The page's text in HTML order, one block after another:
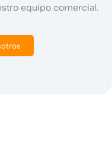
equipo comercial.